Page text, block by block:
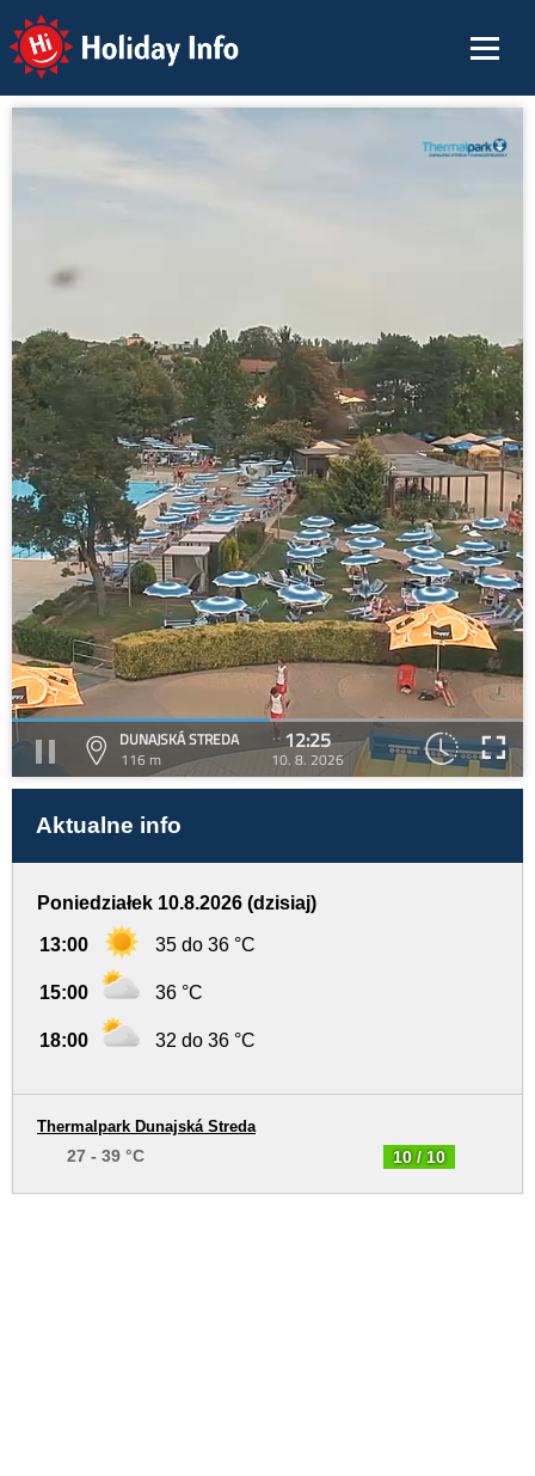
Holiday Info
DUNAJSKÁ STREDA
116 m
12:25
10. 8. 2026
Aktualne info
Poniedziałek 10.8.2026 (dzisiaj)
13:00 35 do 36 °C
15:00 36 °C
18:00 32 do 36 °C
10 / 10
Thermalpark Dunajská Streda
27 - 39 °C